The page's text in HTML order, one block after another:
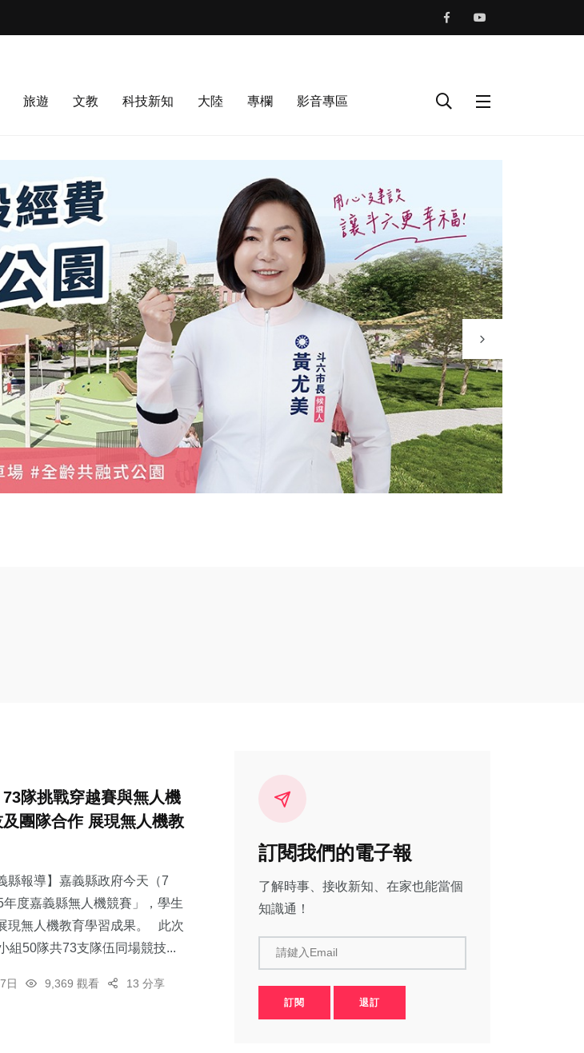
旅遊 文教 科技新知 大陸 專欄 影音專區
隊挑戰穿越賽與無人機
團隊合作 展現無人機教
縣報導】嘉義縣政府今天（7
度嘉義縣無人機競賽」，學生
現無人機教育學習成果。 此次
組50隊共73支隊伍同場競技...
日 9,369 觀看 13 分享
訂閱我們的電子報
了解時事、接收新知、在家也能當個
知識通！
請鍵入Email
訂閱 退訂